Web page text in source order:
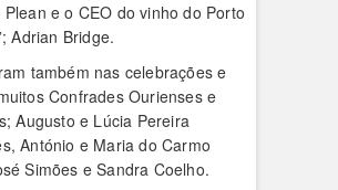
Plean e o CEO do vinho do Porto
Adrian Bridge.
também nas celebrações e
Confrades Ourienses e
Augusto e Lúcia Pereira
António e Maria do Carmo
Simões e Sandra Coelho.